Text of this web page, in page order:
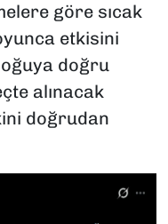
göre sıcak
etkisini
doğru
alınacak
doğrudan